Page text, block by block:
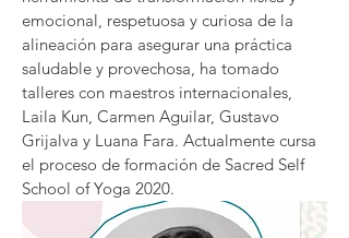
emocional, respetuosa y curiosa de la
alineación para asegurar una práctica
saludable y provechosa, ha tomado
talleres con maestros internacionales,
Laila Kun, Carmen Aguilar, Gustavo
Grijalva y Luana Fara. Actualmente cursa
el proceso de formación de Sacred Self
School of Yoga 2020.